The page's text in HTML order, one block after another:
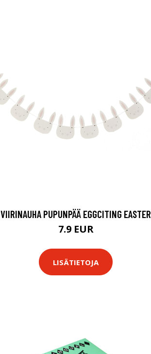
VIIRINAUHA PUPUNPÄÄ EGGCITING EASTER
7.9 EUR
LISÄTIETOJA